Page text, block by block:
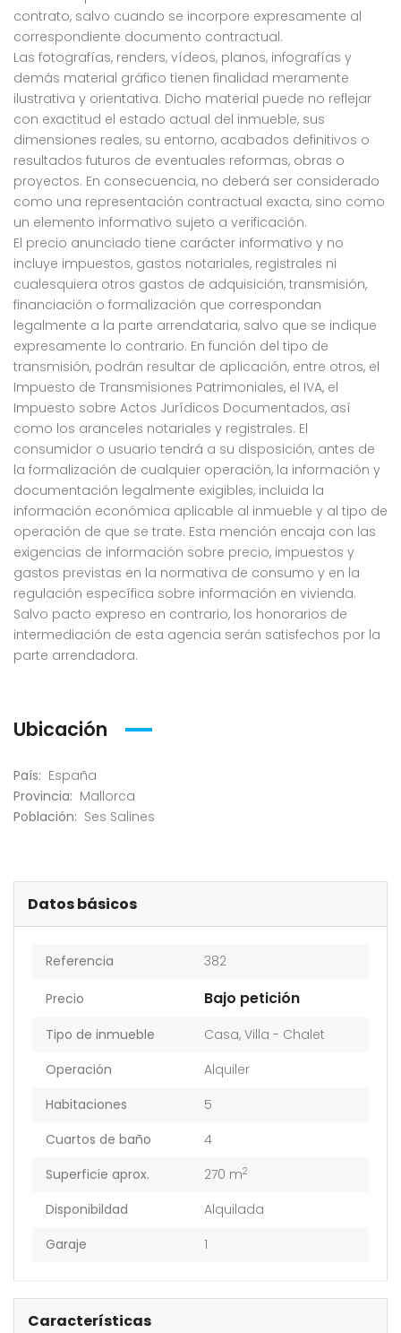
contrato, salvo cuando se incorpore expresamente al
correspondiente documento contractual.
Las fotografías, renders, vídeos, planos, infografías y
demás material gráfico tienen finalidad meramente
ilustrativa y orientativa. Dicho material puede no reflejar
con exactitud el estado actual del inmueble, sus
dimensiones reales, su entorno, acabados definitivos o
resultados futuros de eventuales reformas, obras o
proyectos. En consecuencia, no deberá ser considerado
como una representación contractual exacta, sino como
un elemento informativo sujeto a verificación.
El precio anunciado tiene carácter informativo y no
incluye impuestos, gastos notariales, registrales ni
cualesquiera otros gastos de adquisición, transmisión,
financiación o formalización que correspondan
legalmente a la parte arrendataria, salvo que se indique
expresamente lo contrario. En función del tipo de
transmisión, podrán resultar de aplicación, entre otros, el
Impuesto de Transmisiones Patrimoniales, el IVA, el
Impuesto sobre Actos Jurídicos Documentados, así
como los aranceles notariales y registrales. El
consumidor o usuario tendrá a su disposición, antes de
la formalización de cualquier operación, la información y
documentación legalmente exigibles, incluida la
información económica aplicable al inmueble y al tipo de
operación de que se trate. Esta mención encaja con las
exigencias de información sobre precio, impuestos y
gastos previstas en la normativa de consumo y en la
regulación específica sobre información en vivienda.
Salvo pacto expreso en contrario, los honorarios de
intermediación de esta agencia serán satisfechos por la
parte arrendadora.
Ubicación
País: España
Provincia: Mallorca
Población: Ses Salines
Datos básicos
Referencia 382
Precio Bajo petición
Tipo de inmueble Casa, Villa - Chalet
Operación
Alquiler
Habitaciones
5
Cuartos de baño
4
Superficie aprox.
270 m2
Disponibildad
Alquilada
Garaje
1
Características